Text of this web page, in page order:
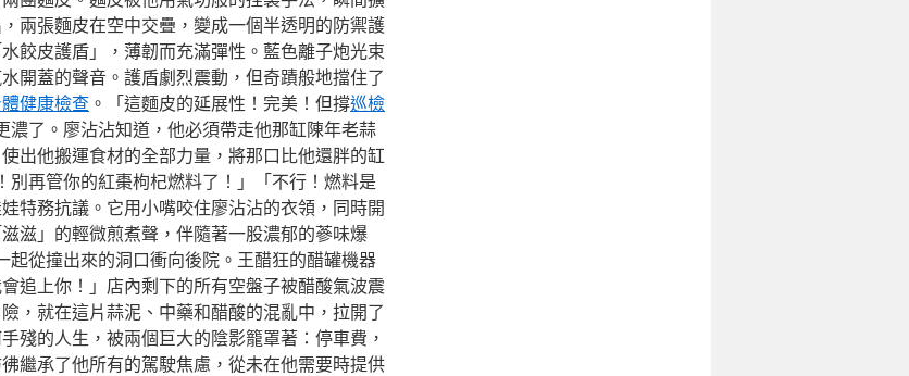
兩張麵皮在空中交疊，變成一個半透明的防禦護
餃皮護盾」，薄韌而充滿彈性。藍色離子炮光束
開蓋的聲音。護盾劇烈震動，但奇蹟般地擋住了
健康檢查 。「這麵皮的延展性！完美！但撐巡檢
濃了。廖沾沾知道，他必須帶走他那缸陳年老蒜
出他搬運食材的全部力量，將那口比他還胖的缸
別再管你的紅棗枸杞燃料了！」「不行！燃料是
特務抗議。它用小嘴咬住廖沾沾的衣領，同時開
滋」的輕微煎煮聲，伴隨著一股濃郁的蔘味爆
起從撞出來的洞口衝向後院。王醋狂的醋罐機器
追上你！」店內剩下的所有空盤子被醋酸氣波震
，就在這片蒜泥、中藥和醋酸的混亂中，拉開了
殘的人生，被兩個巨大的陰影籠罩著：停車費，
繼承了他所有的駕駛焦慮，從未在他需要時提供